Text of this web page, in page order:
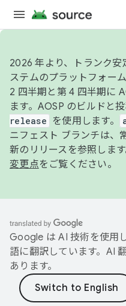
2026 年より、トランク
ステムのプラットフォー
2 四半期と第 4 四半期に
ます。AOSP のビルドと投
release
を使用します。
ニフェスト ブランチは、
新のリリースを参照しま
変更点をご覧ください。
Google は AI 技術を使用
語に翻訳しています。AI
あります。